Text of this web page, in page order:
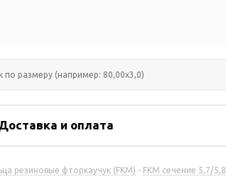
и оплата
резиновые фторкаучук (FKM) - FKM сечение 5,7/5,8